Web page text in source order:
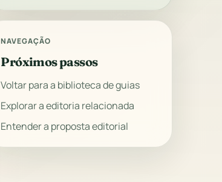
NAVEGAÇÃO
Próximos passos
Voltar para a biblioteca de guias
Explorar a editoria relacionada
Entender a proposta editorial